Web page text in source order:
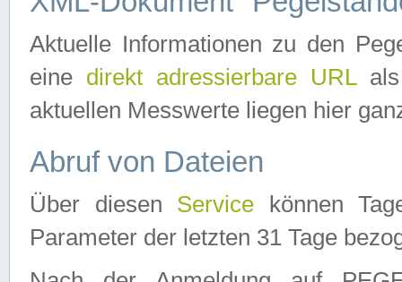
Aktuelle Informationen zu den
eine direkt adressierbare URLals
aktuellen Messwerte liegen hier
Abruf von Dateien
Über diesen Service können
Parameter der letzten 31 Tage